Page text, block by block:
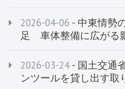
2026-03-24- 国土交通
ンツールを貸し出す取
2026-04-06 - 中東情勢
足 車体整備に広がる